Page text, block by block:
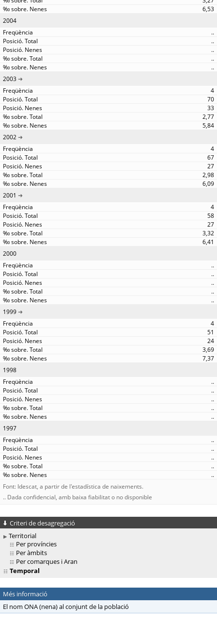
6,53
2004
..
..
..
..
..
2003
4
70
33
2,77
5,84
2002
4
67
27
2,98
6,09
2001
4
58
27
3,32
6,41
2000
..
..
..
..
..
1999
4
51
24
3,69
7,37
1998
..
..
..
..
..
1997
..
..
..
..
..
Font: Idescat, a partir de l'estadística de naixements.
.. Dada confidencial, amb baixa fiabilitat o no disponible
Criteri de desagregació
Territorial
Per províncies
Per àmbits
Per comarques i Aran
Temporal
Més informació
El nom ONA (nena) al conjunt de la població